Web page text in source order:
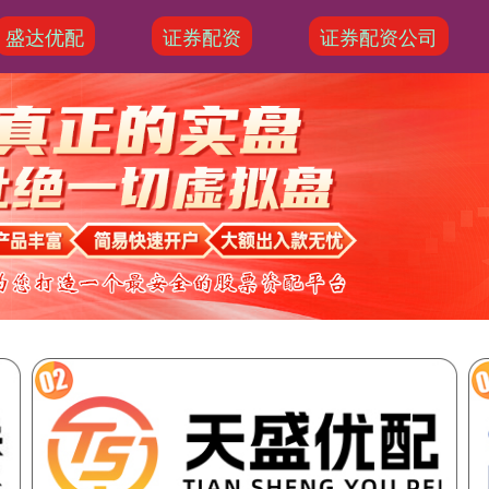
盛达优配 证券配资 证券配资公司